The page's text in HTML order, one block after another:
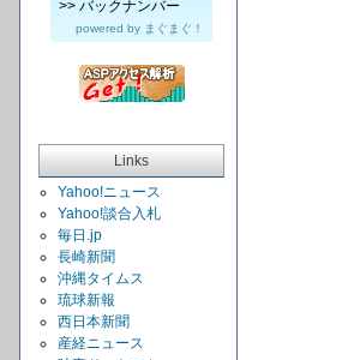
>> バックナンバー
powered by まぐまぐ！
Links
Yahoo!ニュース
Yahoo!談合入札
毎日.jp
長崎新聞
沖縄タイムス
琉球新報
西日本新聞
産経ニュース